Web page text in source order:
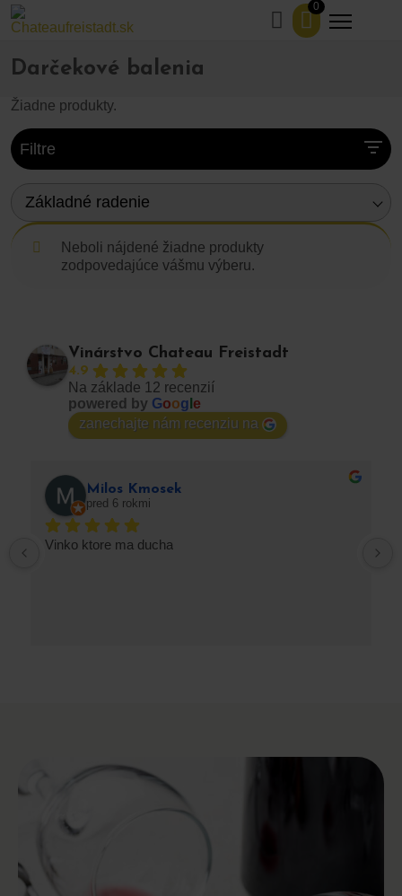
0
Domov
Darčekové balenia
Žiadne produkty.
Filtre
Základné radenie
Neboli nájdené žiadne produkty
zodpovedajúce vášmu výberu.
Vinárstvo Chateau Freistadt
4.9
Na základe 12 recenzií
powered by Goog e
zanechajte nám recenziu na
Milos Kmosek
pred 6 rokmi
Vinko ktore ma ducha